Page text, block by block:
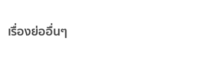
เรื่องย่ออื่นๆ